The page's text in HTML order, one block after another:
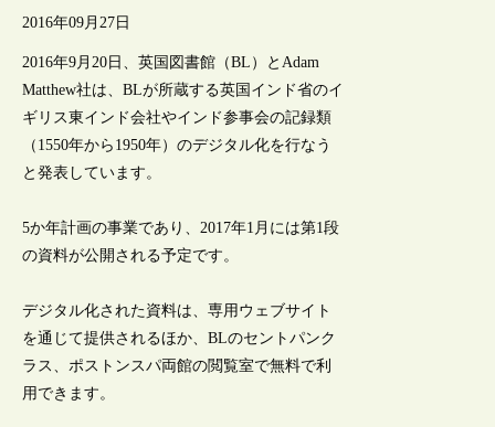
2016年09月27日
2016年9月20日、英国図書館（BL）とAdam
Matthew社は、BLが所蔵する英国インド省のイ
ギリス東インド会社やインド参事会の記録類
（1550年から1950年）のデジタル化を行なう
と発表しています。
5か年計画の事業であり、2017年1月には第1段
の資料が公開される予定です。
デジタル化された資料は、専用ウェブサイト
を通じて提供されるほか、BLのセントパンク
ラス、ポストンスパ両館の閲覧室で無料で利
用できます。